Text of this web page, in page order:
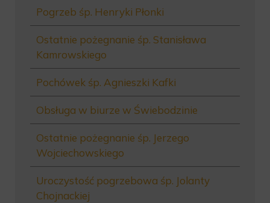
Pogrzeb śp. Henryki Płonki
Ostatnie pożegnanie śp. Stanisława
Kamrowskiego
Pochówek śp. Agnieszki Kafki
Obsługa w biurze w Świebodzinie
Ostatnie pożegnanie śp. Jerzego
Wojciechowskiego
Uroczystość pogrzebowa śp. Jolanty
Chojnackiej